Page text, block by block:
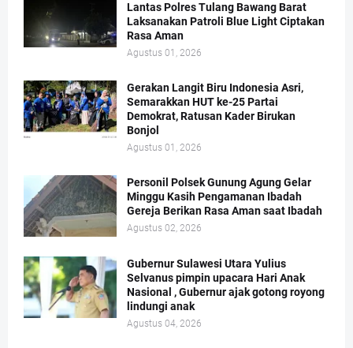
Lantas Polres Tulang Bawang Barat
Laksanakan Patroli Blue Light Ciptakan
Rasa Aman
Agustus 01, 2026
Gerakan Langit Biru Indonesia Asri,
Semarakkan HUT ke-25 Partai
Demokrat, Ratusan Kader Birukan
Bonjol
Agustus 01, 2026
Personil Polsek Gunung Agung Gelar
Minggu Kasih Pengamanan Ibadah
Gereja Berikan Rasa Aman saat Ibadah
Agustus 02, 2026
Gubernur Sulawesi Utara Yulius
Selvanus pimpin upacara Hari Anak
Nasional , Gubernur ajak gotong royong
lindungi anak
Agustus 04, 2026